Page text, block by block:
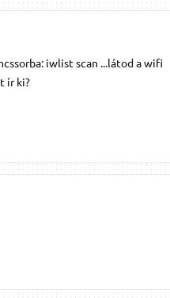
iwlist scan ...látod a wifi
ír ki?